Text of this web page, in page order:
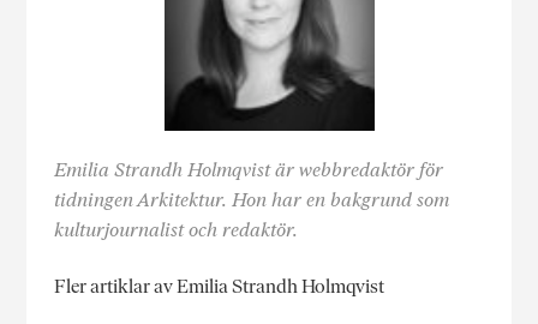
Emilia Strandh Holmqvist är webbredaktör för
tidningen Arkitektur. Hon har en bakgrund som
kulturjournalist och redaktör.
Fler artiklar av Emilia Strandh Holmqvist